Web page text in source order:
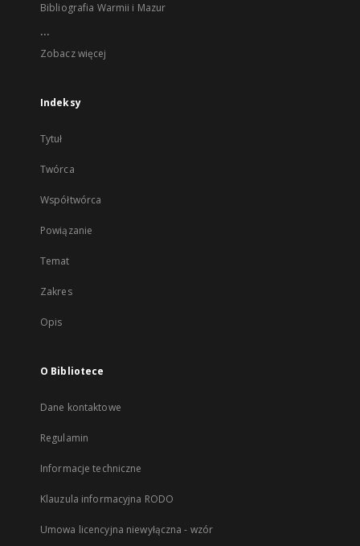
Bibliografia Warmii i Mazur
...
Zobacz więcej
Indeksy
Tytuł
Twórca
Współtwórca
Powiązanie
Temat
Zakres
Opis
O Bibliotece
Dane kontaktowe
Regulamin
Informacje techniczne
Klauzula informacyjna RODO
Umowa licencyjna niewyłączna - wzór